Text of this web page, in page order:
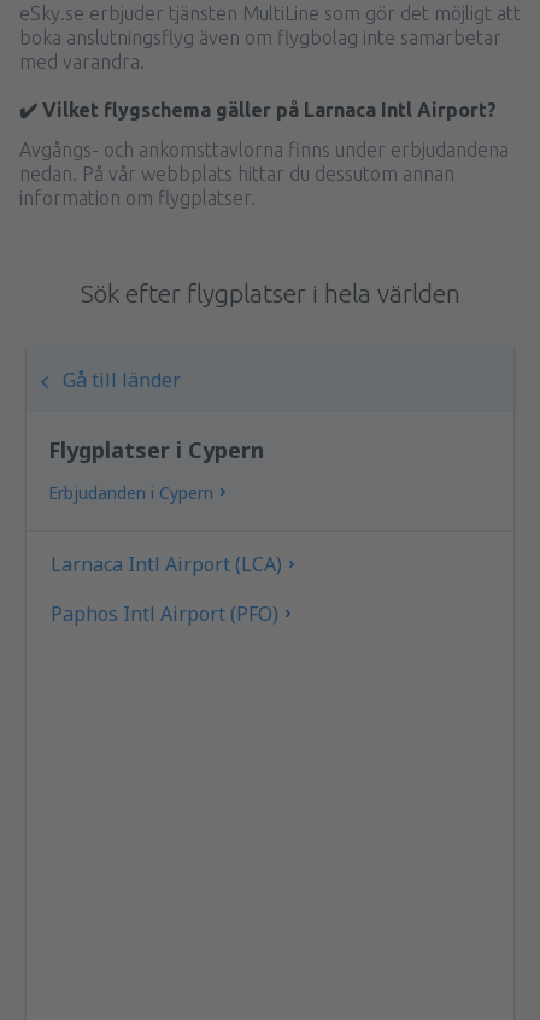
eSky.se erbjuder tjänsten MultiLine som gör det möjligt att
boka anslutningsflyg även om flygbolag inte samarbetar
med varandra.
✔️ Vilket flygschema gäller på Larnaca Intl Airport?
Avgångs- och ankomsttavlorna finns under erbjudandena
nedan. På vår webbplats hittar du dessutom annan
information om flygplatser.
Sök efter flygplatser i hela världen
Gå till länder
Flygplatser i Cypern
Erbjudanden i Cypern
Larnaca Intl Airport (LCA)
Paphos Intl Airport (PFO)